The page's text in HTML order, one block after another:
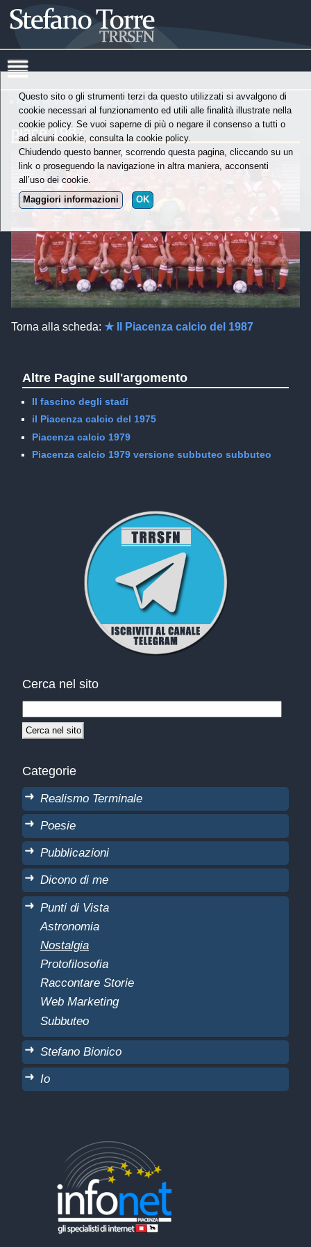
Punti di Vista » Nostalgia »★ Il Piacenza calcio del 1987
piace 1987
Torna alla scheda: ★ Il Piacenza calcio del 1987
Altre Pagine sull'argomento
Il fascino degli stadi
il Piacenza calcio del 1975
Piacenza calcio 1979
Piacenza calcio 1979 versione subbuteo subbuteo
Cerca nel sito
Categorie
Realismo Terminale
Poesie
Pubblicazioni
Dicono di me
Punti di Vista
Astronomia
Nostalgia
Protofilosofia
Raccontare Storie
Web Marketing
Subbuteo
Stefano Bionico
Io
Questo sito o gli strumenti terzi da questo utilizzati si avvalgono di
cookie necessari al funzionamento ed utili alle finalità illustrate nella
cookie policy. Se vuoi saperne di più o negare il consenso a tutti o
ad alcuni cookie, consulta la cookie policy.
Chiudendo questo banner, scorrendo questa pagina, cliccando su un
link o proseguendo la navigazione in altra maniera, acconsenti
all’uso dei cookie.
Maggiori informazioni
OK